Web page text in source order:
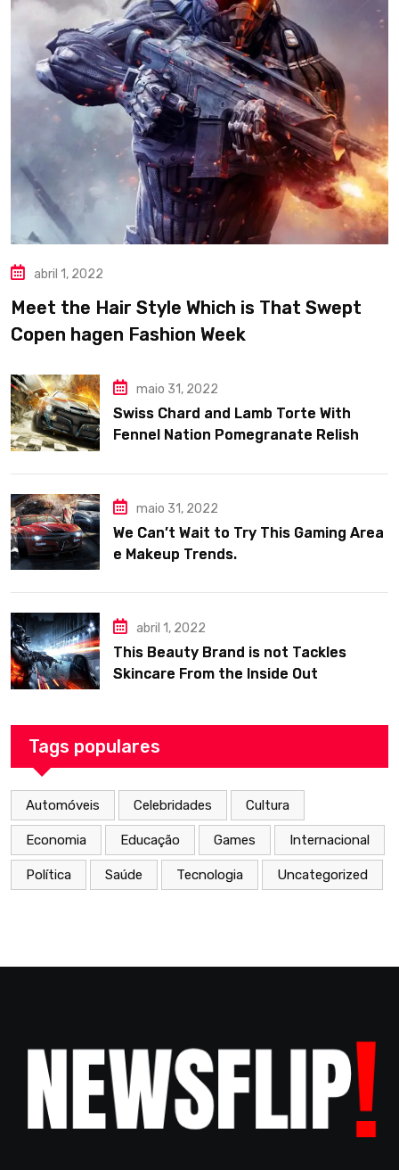
abril 1, 2022
Meet the Hair Style Which is That Swept
Copen hagen Fashion Week
maio 31, 2022
Swiss Chard and Lamb Torte With
Fennel Nation Pomegranate Relish
maio 31, 2022
We Can’t Wait to Try This Gaming Area
e Makeup Trends.
abril 1, 2022
This Beauty Brand is not Tackles
Skincare From the Inside Out
Tags populares
Automóveis Celebridades Cultura
Economia Educação Games Internacional
Política Saúde Tecnologia Uncategorized